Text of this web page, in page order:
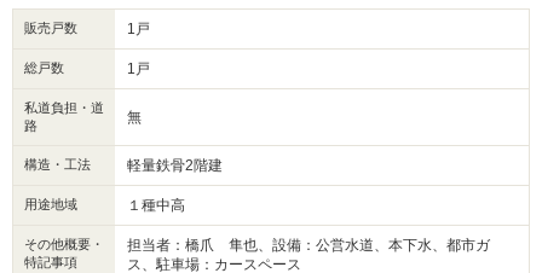
販売戸数 1戸
総戸数 1戸
私道負担・道
路
無
構造・工法 軽量鉄骨2階建
用途地域 １種中高
その他概要・
特記事項
担当者：橋爪 隼也、設備：公営水道、本下水、都市ガ
ス、駐車場：カースペース